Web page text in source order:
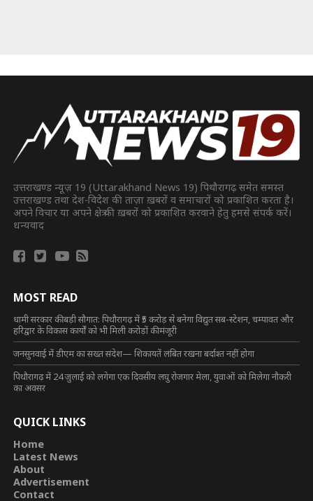
उत्तराखण्ड न्यूज़ 19 (Uttarakhand News 19) पिथौरागढ़ समेत समस्त
उत्तराखण्ड तथा देश-विदेश की ताज़ा ख़बरों व समाचारों को प्रकाशित करता है।
अपने विचार या अपने क्षेत्र की ख़बरों को प्रकाशित करवाने हेतु हमसे संपर्क करें।
धन्यवाद
MOST READ
धामी सरकार की बड़ी सौगात: पिथौरागढ़ में ₹5 करोड़ से बनेगा विद्युत सब-स्टेशन, चम्पावत और
हरिद्वार के विकास कार्यों को भी मिली करोड़ों की मंजूरी
जनसुनवाई में डीएम का सख्त संदेश— शिकायतें लंबित रखना बर्दाश्त नहीं होगा
पिथौरागढ़ में 24 जुलाई को लगेगा एक दिवसीय लघु रोजगार मेला, युवाओं को मिलेगा नौकरी
का अवसर
QUICK LINKS
Home
Latest News
About
Advertisement
Contact